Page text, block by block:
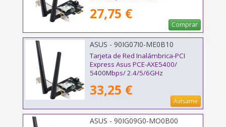
27,75 €
Comprar
ASUS - 90IG07I0-ME0B10
Tarjeta de Red Inalámbrica-PCI
Express Asus PCE-AXE5400/
5400Mbps/ 2.4/5/6GHz
33,25 €
Avísame
ASUS - 90IG09G0-MO0B00